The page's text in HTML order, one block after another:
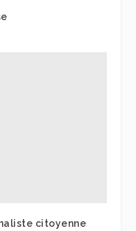
citoyenne